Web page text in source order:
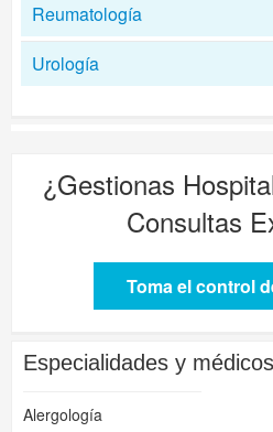
Reumatología
Urología
¿Gestionas
Consultas
Toma el control
Especialidades y médicos
Alergología